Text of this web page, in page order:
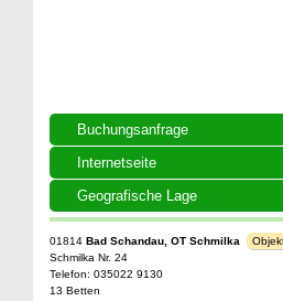
Buchungsanfrage
Internetseite
Geografische Lage
01814 Bad Schandau, OT Schmilka
Schmilka Nr. 24
Telefon: 035022 9130
13 Betten